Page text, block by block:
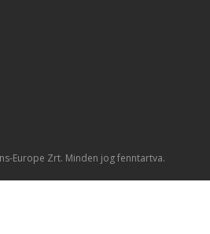
Europe Zrt. Minden jog fenntartva.